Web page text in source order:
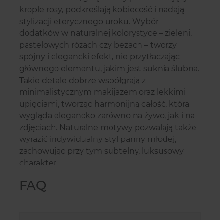
krople rosy, podkreślają kobiecość i nadają
stylizacji eterycznego uroku. Wybór
dodatków w naturalnej kolorystyce – zieleni,
pastelowych różach czy beżach – tworzy
spójny i elegancki efekt, nie przytłaczając
głównego elementu, jakim jest suknia ślubna.
Takie detale dobrze współgrają z
minimalistycznym makijażem oraz lekkimi
upięciami, tworząc harmonijną całość, która
wygląda elegancko zarówno na żywo, jak i na
zdjęciach. Naturalne motywy pozwalają także
wyrazić indywidualny styl panny młodej,
zachowując przy tym subtelny, luksusowy
charakter.
FAQ